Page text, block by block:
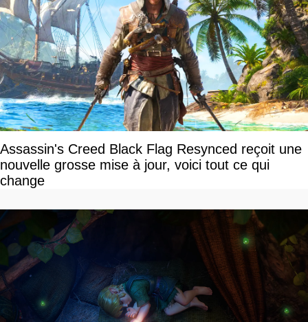
Assassin's Creed Black Flag Resynced reçoit une
nouvelle grosse mise à jour, voici tout ce qui
change